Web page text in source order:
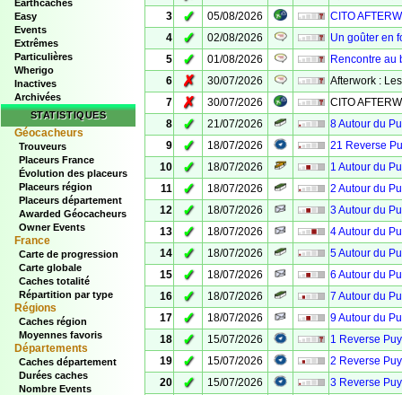
Earthcaches
Easy
Events
Extrêmes
Particulières
Wherigo
Inactives
Archivées
STATISTIQUES
Géocacheurs
Trouveurs
Placeurs France
Évolution des placeurs
Placeurs région
Placeurs département
Awarded Géocacheurs
Owner Events
France
Carte de progression
Carte globale
Caches totalité
Répartition par type
Régions
Caches région
Moyennes favoris
Départements
Caches département
Durées caches
Nombre Events
3
✓ 05/08/2026
CITO
4
✓ 02/08/2026
Un goûter en
5
✓ 01/08/2026
Rencontre au
6
✗ 30/07/2026
Afterwork :
7
✗ 30/07/2026
CITO
8
✓ 21/07/2026
8 Autour du
9
✓ 18/07/2026
21 Reverse
10
✓ 18/07/2026
1 Autour du
11
✓ 18/07/2026
2 Autour du
12
✓ 18/07/2026
3 Autour du
13
✓ 18/07/2026
4 Autour du
14
✓ 18/07/2026
5 Autour du
15
✓ 18/07/2026
6 Autour du
16
✓ 18/07/2026
7 Autour du
17
✓ 18/07/2026
9 Autour du
18
✓ 15/07/2026
1 Reverse
19
✓ 15/07/2026
2 Reverse
20
✓ 15/07/2026
3 Reverse